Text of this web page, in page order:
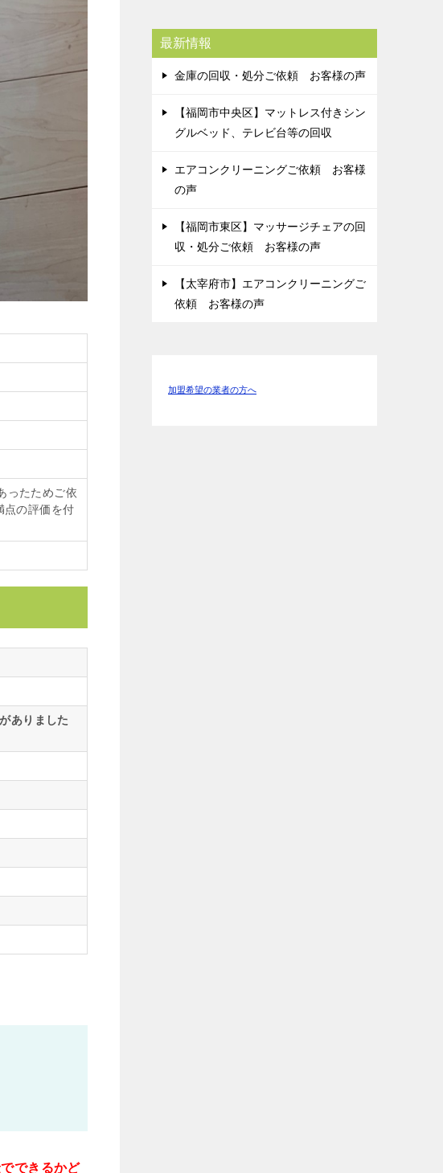
ったためご依
点の評価を付
ありました
できるかど
最新情報
金庫の回収・処分ご依頼 お客様の声
【福岡市中央区】マットレス付きシン
グルベッド、テレビ台等の回収
エアコンクリーニングご依頼 お客様
の声
【福岡市東区】マッサージチェアの回
収・処分ご依頼 お客様の声
【太宰府市】エアコンクリーニングご
依頼 お客様の声
加盟希望の業者の方へ